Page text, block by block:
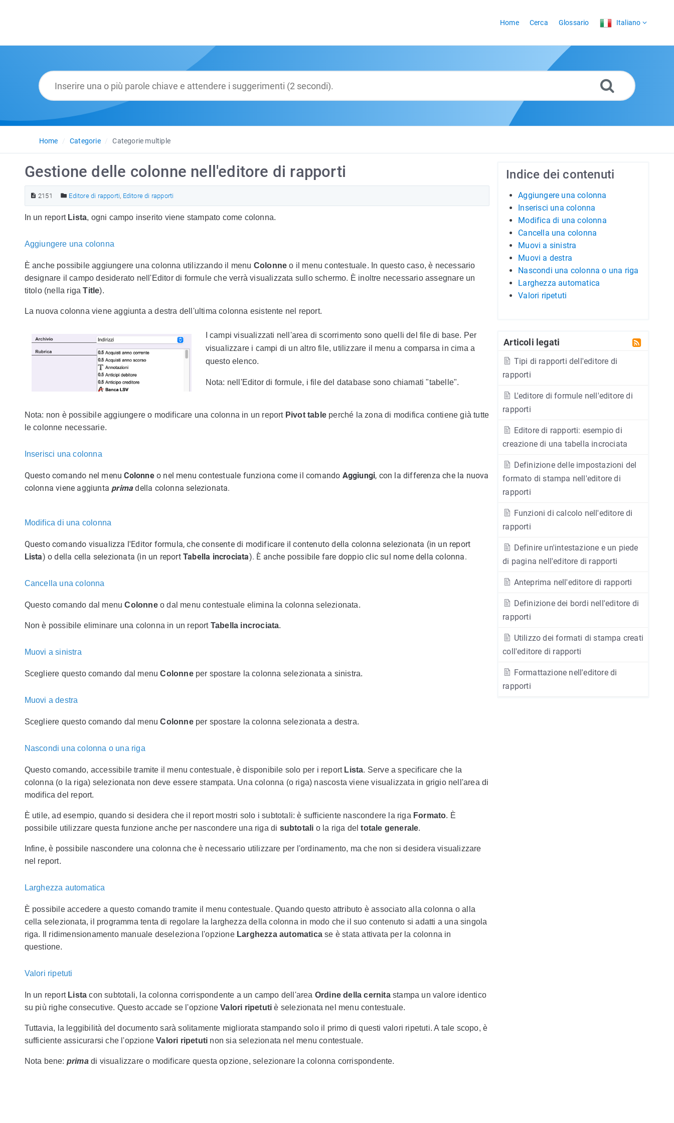
Home Cerca Glossario Italiano
Home Categorie Categorie multiple
Indice dei contenuti
Aggiungere una colonna
Inserisci una colonna
Modifica di una colonna
Cancella una colonna
Muovi a sinistra
Muovi a destra
Nascondi una colonna o una riga
Larghezza automatica
Valori ripetuti
Articoli legati
Tipi di rapporti dell'editore di
rapporti
L'editore di formule nell'editore di
rapporti
Editore di rapporti: esempio di
creazione di una tabella incrociata
Definizione delle impostazioni del
formato di stampa nell'editore di
rapporti
Funzioni di calcolo nell'editore di
rapporti
Definire un'intestazione e un piede
di pagina nell'editore di rapporti
Anteprima nell'editore di rapporti
Definizione dei bordi nell'editore di
rapporti
Utilizzo dei formati di stampa creati
coll'editore di rapporti
Formattazione nell'editore di
rapporti
Gestione delle colonne nell'editore di rapporti
2151 Editore di rapporti, Editore di rapporti
In un report Lista, ogni campo inserito viene stampato come colonna.
Aggiungere una colonna
È anche possibile aggiungere una colonna utilizzando il menu Colonne o il menu contestuale. In questo caso, è necessario
designare il campo desiderato nell'Editor di formule che verrà visualizzata sullo schermo. È inoltre necessario assegnare un
titolo (nella rigaTitle).
La nuova colonna viene aggiunta a destra dell'ultima colonna esistente nel report.
I campi visualizzati nell'area di scorrimento sono quelli del file di base. Per
visualizzare i campi di un altro file, utilizzare il menu a comparsa in cima a
questo elenco.
Nota: nell'Editor di formule, i file del database sono chiamati "tabelle".
Nota: non è possibile aggiungere o modificare una colonna in un report Pivot table perché la zona di modifica contiene già tutte
le colonne necessarie.
Inserisci una colonna
Questo comando nel menuColonneo nel menu contestuale funziona come il comando Aggiungi, con la differenza che la nuova
colonna viene aggiunta primadella colonna selezionata.
Modifica di una colonna
Questo comando visualizza l'Editor formula, che consente di modificare il contenuto della colonna selezionata (in un report
Lista) o della cella selezionata (in un report Tabella incrociata). È anche possibile fare doppio clic sul nome della colonna.
Cancella una colonna
Questo comando dal menuColonneo dal menu contestuale elimina la colonna selezionata.
Non è possibile eliminare una colonna in un report Tabella incrociata.
Muovi a sinistra
Scegliere questo comando dal menuColonneper spostare la colonna selezionata a sinistra.
Muovi a destra
Scegliere questo comando dal menuColonneper spostare la colonna selezionata a destra.
Nascondi una colonna o una riga
Questo comando, accessibile tramite il menu contestuale, è disponibile solo per i report Lista. Serve a specificare che la
colonna (o la riga) selezionata non deve essere stampata. Una colonna (o riga) nascosta viene visualizzata in grigio nell'area di
modifica del report.
È utile, ad esempio, quando si desidera che il report mostri solo i subtotali: è sufficiente nascondere la riga Formato. È
possibile utilizzare questa funzione anche per nascondere una riga di subtotali o la riga deltotale generale.
Infine, è possibile nascondere una colonna che è necessario utilizzare per l'ordinamento, ma che non si desidera visualizzare
nel report.
Larghezza automatica
È possibile accedere a questo comando tramite il menu contestuale. Quando questo attributo è associato alla colonna o alla
cella selezionata, il programma tenta di regolare la larghezza della colonna in modo che il suo contenuto si adatti a una singola
riga. Il ridimensionamento manuale deseleziona l'opzione Larghezza automatica se è stata attivata per la colonna in
questione.
Valori ripetuti
In un report Lista con subtotali, la colonna corrispondente a un campo dell'area Ordine della cernitastampa un valore identico
su più righe consecutive. Questo accade se l'opzioneValori ripetuti è selezionata nel menu contestuale.
Tuttavia, la leggibilità del documento sarà solitamente migliorata stampando solo il primo di questi valori ripetuti. A tale scopo, è
sufficiente assicurarsi che l'opzioneValori ripetuti non sia selezionata nel menu contestuale.
Nota bene: primadi visualizzare o modificare questa opzione, selezionare la colonna corrispondente.